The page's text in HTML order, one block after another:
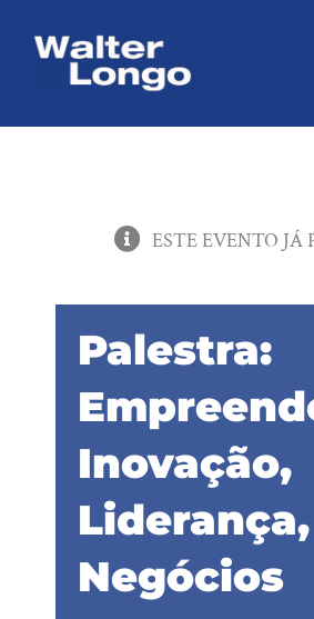
ESTE EVENTO JÁ
Palestra:
Inovação,
Negócios